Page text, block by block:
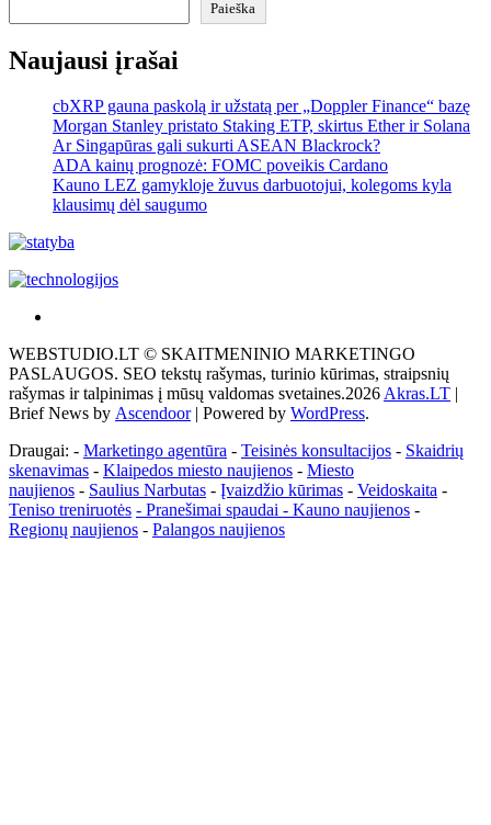
Paieška
Naujausi įrašai
cbXRP gauna paskolą ir užstatą per „Doppler Finance“ bazę
Morgan Stanley pristato Staking ETP, skirtus Ether ir Solana
Ar Singapūras gali sukurti ASEAN Blackrock?
ADA kainų prognozė: FOMC poveikis Cardano
Kauno LEZ gamykloje žuvus darbuotojui, kolegoms kyla
klausimų dėl saugumo
tai
žemės
ploto
matavimo
Pagrindinis
WEBSTUDIO.LT © SKAITMENINIO MARKETINGO
PASLAUGOS. SEO tekstų rašymas, turinio kūrimas, straipsnių
rašymas ir talpinimas į mūsų valdomas svetaines.2026Akras.LT
Brief News by Ascendoor| Powered by WordPress.
Draugai: - Marketingo agentūra - Teisinės konsultacijos - Skaidrių
skenavimas - Klaipedos miesto naujienos - Miesto
naujienos - Saulius Narbutas - Įvaizdžio kūrimas - Veidoskaita -
Teniso treniruotės - Pranešimai spaudai - Kauno naujienos -
Regionų naujienos - Palangos naujienos